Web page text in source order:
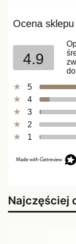
Ocena sklepu
4.9
5
4
3
2
1
Najczęściej